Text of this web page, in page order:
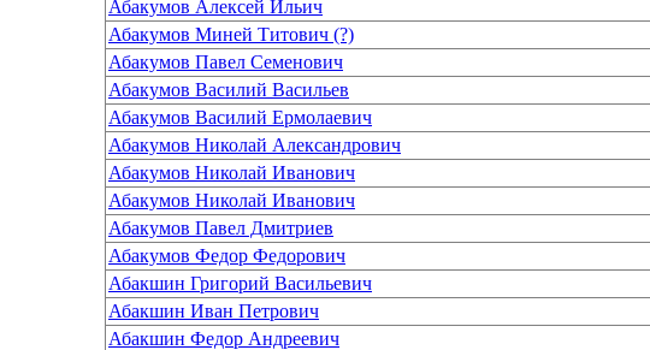
Абакумов Алексей Ильич
Абакумов Миней Титович (?)
Абакумов Павел Семенович
Абакумов Василий Васильев
Абакумов Василий Ермолаевич
Абакумов Николай Александрович
Абакумов Николай Иванович
Абакумов Николай Иванович
Абакумов Павел Дмитриев
Абакумов Федор Федорович
Абакшин Григорий Васильевич
Абакшин Иван Петрович
Абакшин Федор Андреевич